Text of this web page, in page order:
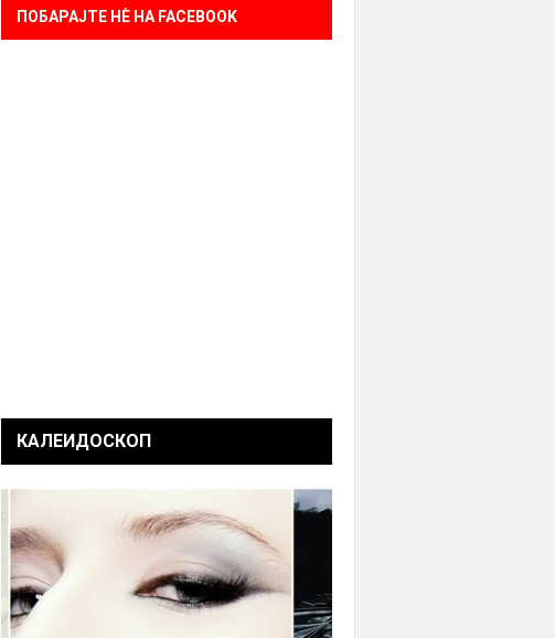
ПОБАРАЈТЕ НÈ НА FACEBOOK
КАЛЕИДОСКОП